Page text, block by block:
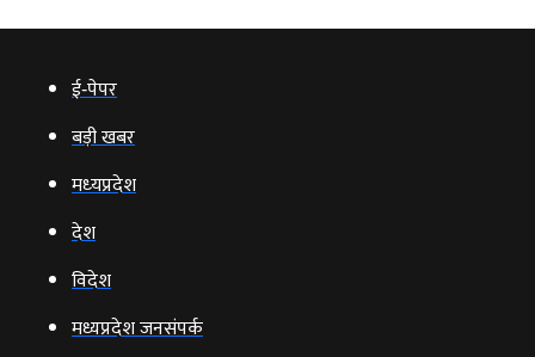
ई‑पेपर
बड़ी खबर
मध्‍यप्रदेश
देश
विदेश
मध्यप्रदेश जनसंपर्क